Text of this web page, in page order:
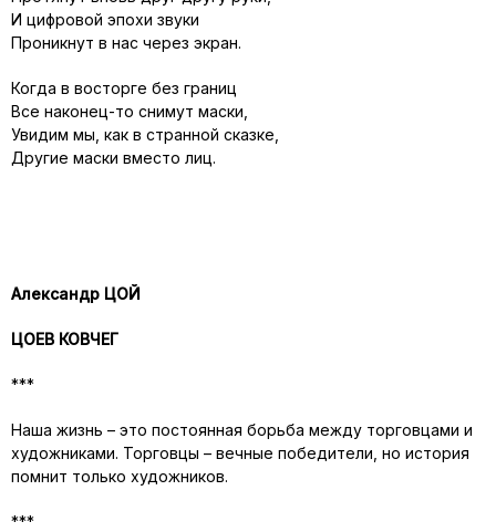
И цифровой эпохи звуки
Проникнут в нас через экран.
Когда в восторге без границ
Все наконец-то снимут маски,
Увидим мы, как в странной сказке,
Другие маски вместо лиц.
Александр ЦОЙ
ЦОЕВ КОВЧЕГ
***
Наша жизнь – это постоянная борьба между торговцами и
художниками. Торговцы – вечные победители, но история
помнит только художников.
***